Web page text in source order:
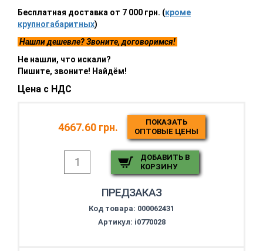
Бесплатная доставка от 7 000 грн. (кроме
крупногабаритных)
Нашли дешевле? Звоните, договоримся!
Не нашли, что искали?
Пишите, звоните! Найдём!
Цена с НДС
4667.60 грн.
ПОКАЗАТЬ
ОПТОВЫЕ ЦЕНЫ
ДОБАВИТЬ В
КОРЗИНУ
ПРЕДЗАКАЗ
Код товара: 000062431
Артикул: i0770028